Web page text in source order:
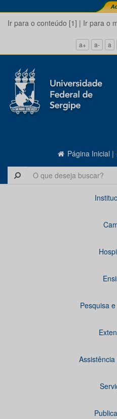
Ir para o conteúdo [1] | Ir para o
a+ a- a
Página Inicial |
Pesquisa